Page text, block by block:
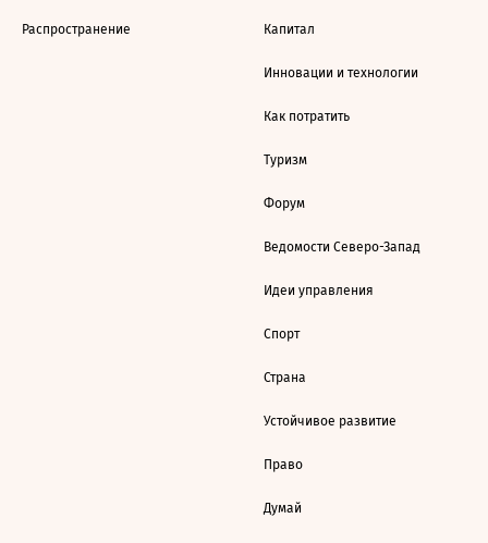
Распространение Капитал
Инновации и технологии
Как потратить
Туризм
Форум
Ведомости Северо-Запад
Идеи управления
Спорт
Страна
Устойчивое развитие
Право
Думай